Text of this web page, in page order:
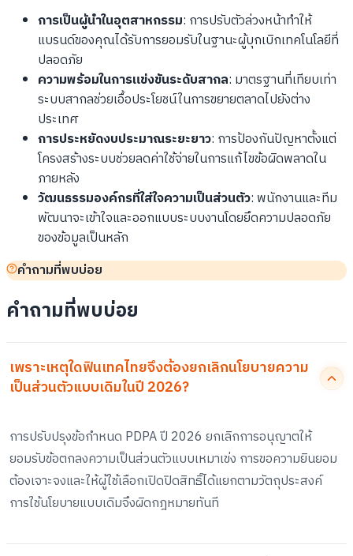
การเป็นผู้นำในอุตสาหกรรม: การปรับตัวล่วงหน้าทำให้
แบรนด์ของคุณได้รับการยอมรับในฐานะผู้บุกเบิกเทคโนโลยีที่
ปลอดภัย
ความพร้อมในการแข่งขันระดับสากล: มาตรฐานที่เทียบเท่า
ระบบสากลช่วยเอื้อประโยชน์ในการขยายตลาดไปยังต่าง
ประเทศ
การประหยัดงบประมาณระยะยาว: การป้องกันปัญหาตั้งแต่
โครงสร้างระบบช่วยลดค่าใช้จ่ายในการแก้ไขข้อผิดพลาดใน
ภายหลัง
วัฒนธรรมองค์กรที่ใส่ใจความเป็นส่วนตัว: พนักงานและทีม
พัฒนาจะเข้าใจและออกแบบระบบงานโดยยึดความปลอดภัย
ของข้อมูลเป็นหลัก
คำถามที่พบบ่อย
คำถามที่พบบ่อย
เพราะเหตุใดฟินเทคไทยจึงต้องยกเลิกนโยบายความ
เป็นส่วนตัวแบบเดิมในปี 2026?
การปรับปรุงข้อกำหนด PDPA ปี 2026 ยกเลิกการอนุญาตให้
ยอมรับข้อตกลงความเป็นส่วนตัวแบบเหมาเข่ง การขอความยินยอม
ต้องเจาะจงและให้ผู้ใช้เลือกเปิดปิดสิทธิ์ได้แยกตามวัตถุประสงค์
การใช้นโยบายแบบเดิมจึงผิดกฎหมายทันที